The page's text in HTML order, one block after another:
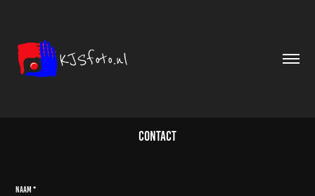
Contact
Naam *